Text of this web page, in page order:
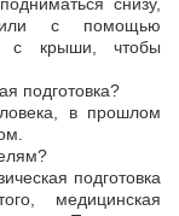
снизу,
или с помощью
с крыши, чтобы
подготовка?
в прошлом
подготовка
медицинская